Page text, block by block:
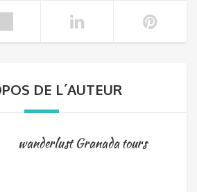
DE L´AUTEUR
wanderlust Granada tours